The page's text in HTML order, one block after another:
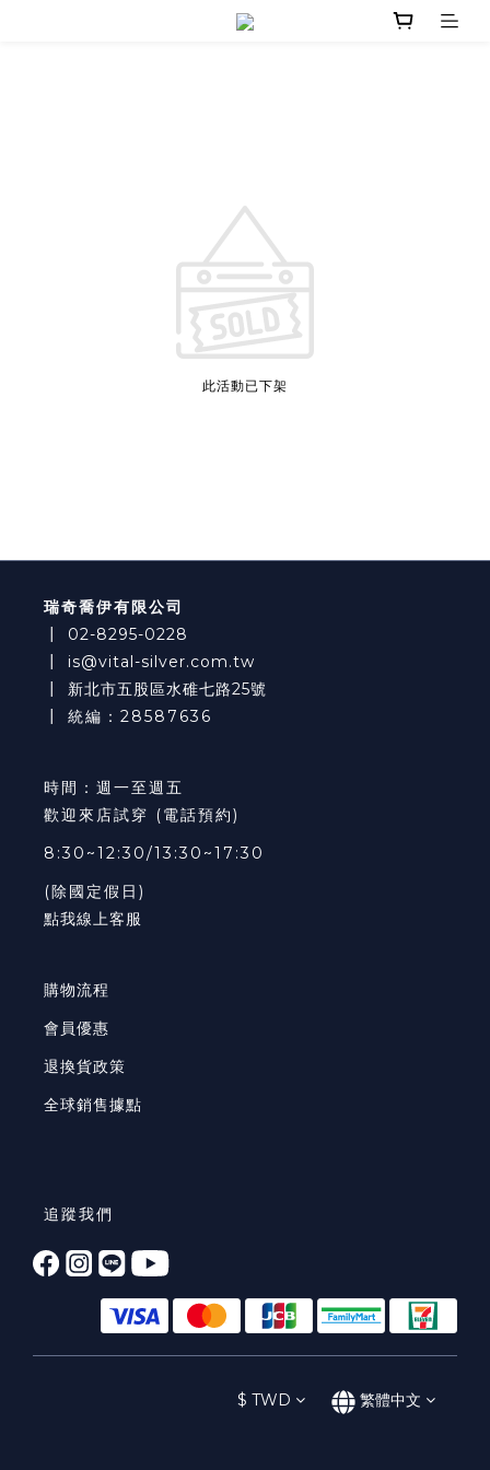
此活動已下架
瑞奇喬伊有限公司
02-8295-0228
is@vital-silver.com.tw
新北市五股區水碓七路25號
┃ 統編：28587636
時間：週一至週五
歡迎來店試穿 (電話預約)
8:30~12:30/13:30~17:30
(除國定假日)
點我線上客服
購物流程
會員優惠
退換貨政策
全球銷售據點
追蹤我們
$ TWD 繁體中文